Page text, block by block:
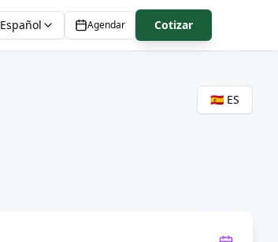
Español Agendar Cotizar
🇪🇸 ES